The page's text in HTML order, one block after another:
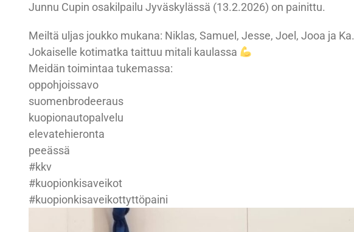
Junnu Cupin osakilpailu Jyväskylässä (13.2.2026) on painittu.
Meiltä uljas joukko mukana: Niklas, Samuel, Jesse, Joel, Jooa ja Ka.
Jokaiselle kotimatka taittuu mitali kaulassa
Meidän toimintaa tukemassa:
oppohjoissavo
suomenbrodeeraus
kuopionautopalvelu
elevatehieronta
peeässä
#kkv
#kuopionkisaveikot
#kuopionkisaveikottyttöpaini